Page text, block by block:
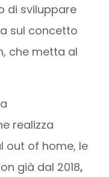
di sviluppare
sul concetto
che metta al
realizza
out of home, le
già dal 2018,